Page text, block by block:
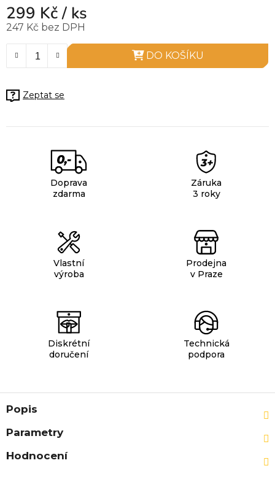
299 Kč/ ks
247 Kč bez DPH
DO KOŠÍKU
Zeptat se
Doprava
zdarma
Záruka
3 roky
Vlastní
výroba
Prodejna
v Praze
Diskrétní
doručení
Technická
podpora
Popis
Parametry
Hodnocení